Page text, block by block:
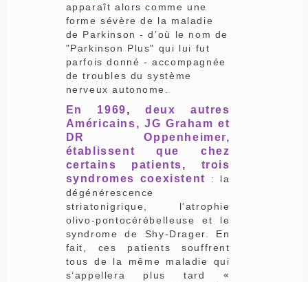
apparaît alors comme une
forme sévère de la maladie
de Parkinson - d’où le nom de
"Parkinson Plus" qui lui fut
parfois donné - accompagnée
de troubles du système
nerveux autonome.
En 1969,deux autres
Américains, JG Graham et
DR Oppenheimer,
établissent que chez
certains patients, trois
syndromes coexistent
: la
dégénérescence
striatonigrique, l’atrophie
olivo-­ponto­cérébelleuse et le
syndrome de Shy-Drager. En
fait, ces patients souffrent
tous de la même mala­die qui
s’appellera plus tard«